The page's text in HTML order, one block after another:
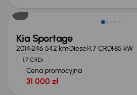
Kia Sportage
2014246 542 kmDiesel1.7 CRDi85 kW
1.7 CRDi
Cena promocyjna
31 000 zł